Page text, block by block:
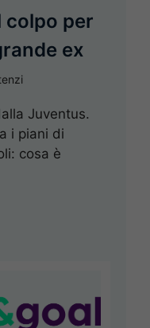
colpo per
ex
Juventus.
i piani di
cosa è